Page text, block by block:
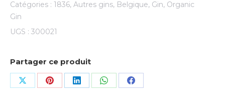
Catégories : 1836, Autres gins, Belgique, Gin, Organic
Gin
UGS : 300021
Partager ce produit
Share Share Share Share Share